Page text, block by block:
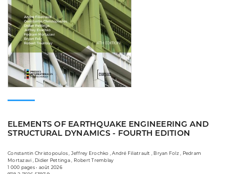
ELEMENTS OF EARTHQUAKE ENGINEERING AND
STRUCTURAL DYNAMICS - FOURTH EDITION
Constantin Christopoulos , Jeffrey Erochko , André Filiatrault , Bryan Folz , Pedram
Mortazavi , Didier Pettinga , Robert Tremblay
1 000 pages • août 2026